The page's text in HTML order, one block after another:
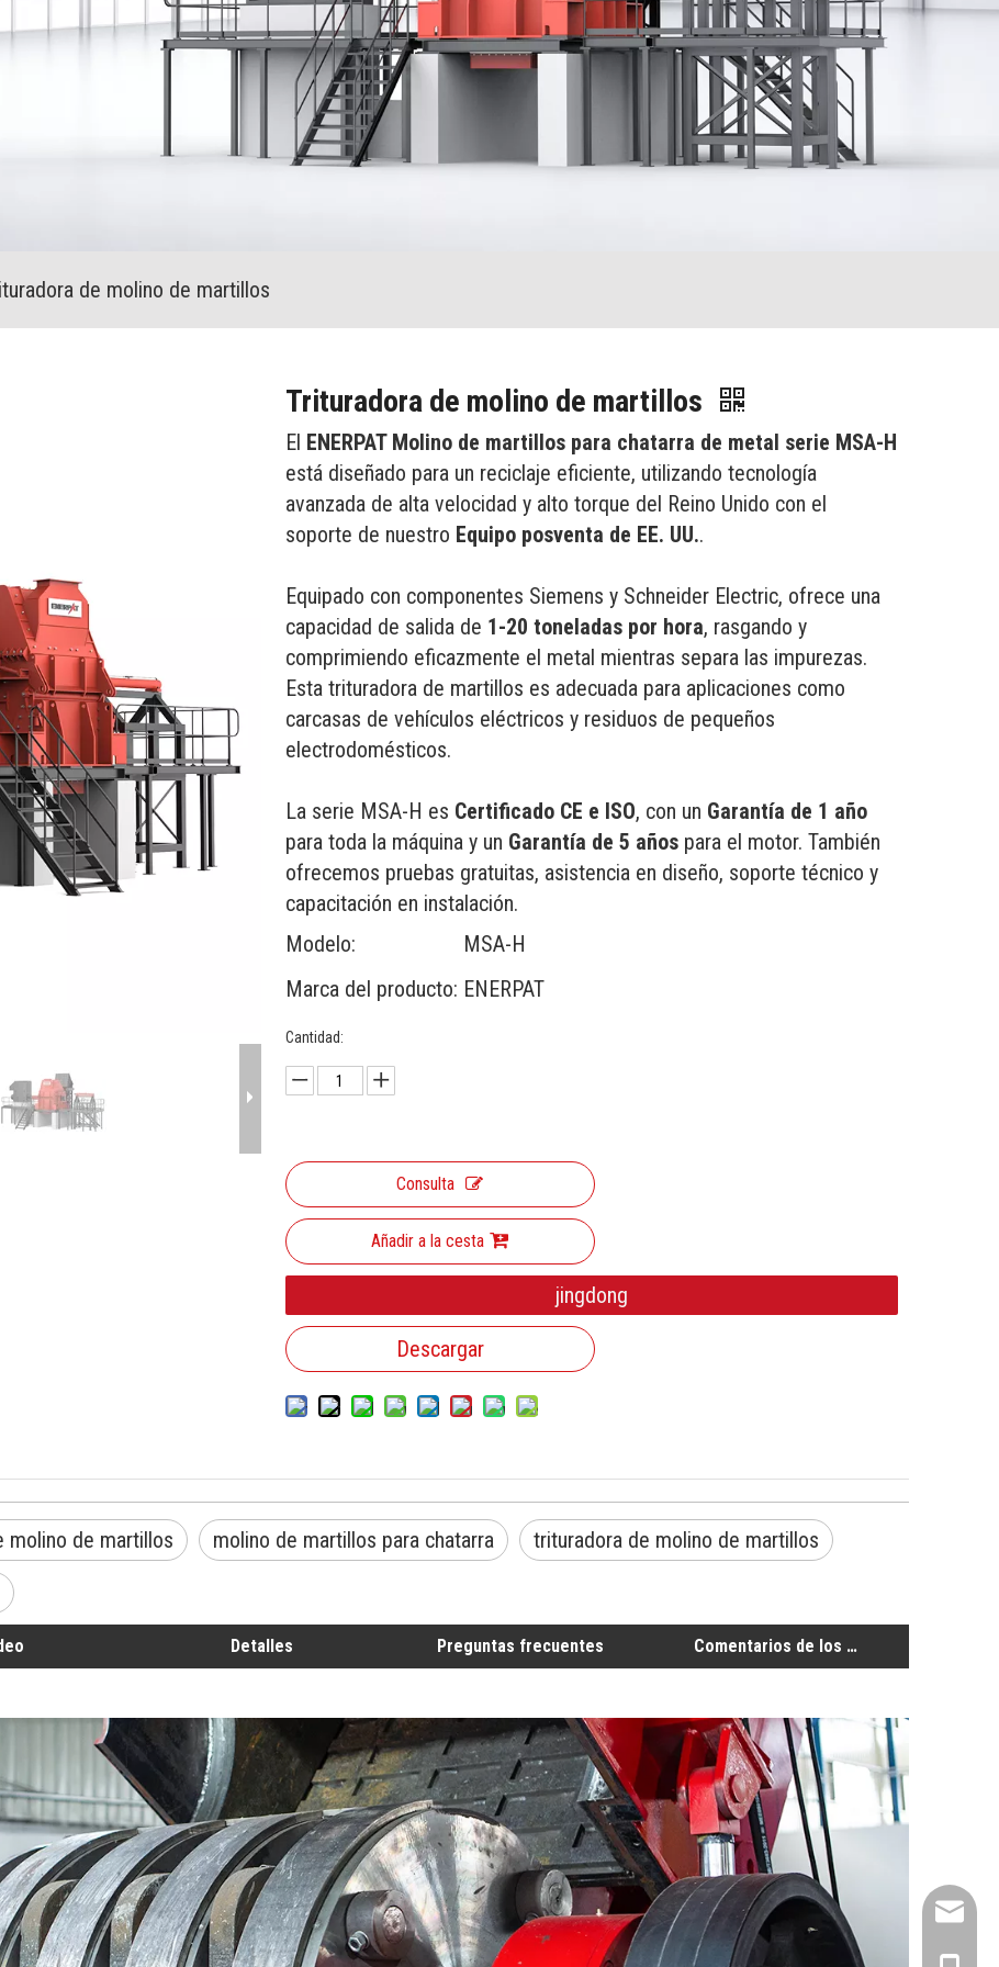
de molino de martillos
Trituradora de molino de martillos
El ENERPAT Molino de martillos para chatarra de metal serie MSA-H
está diseñado para un reciclaje eficiente, utilizando tecnología
avanzada de alta velocidad y alto torque del Reino Unido con el
soporte de nuestro Equipo posventa de EE. UU..​
Equipado con componentes Siemens y Schneider Electric, ofrece una
capacidad de salida de 1-20 toneladas por hora, rasgando y
comprimiendo eficazmente el metal mientras separa las impurezas.
Esta trituradora de martillos es adecuada para aplicaciones como
carcasas de vehículos eléctricos y residuos de pequeños
electrodomésticos.
La serie MSA-H es Certificado CE e ISO, con un Garantía de 1 año
para toda la máquina y un Garantía de 5 añospara el motor. También
ofrecemos pruebas gratuitas, asistencia en diseño, soporte técnico y
capacitación en instalación.
Modelo:
MSA-H
Marca del producto: ENERPAT
Cantidad:
Consulta
Añadir a la cesta
jingdong
Descargar
molino de martillos molino de martillos para chatarra
trituradora de molino de martillos
Detalles Preguntas frecuentes Comentarios de los clientes